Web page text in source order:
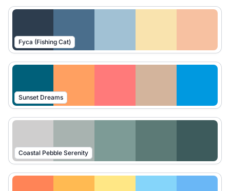
Fyca (Fishing Cat)
Sunset Dreams
Coastal Pebble Serenity